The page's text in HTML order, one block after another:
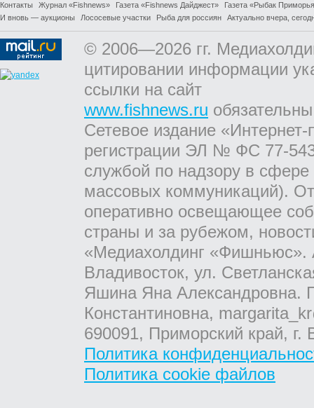
Контакты Журнал «Fishnews» Газета «Fishnews Дайджест»
Газета «Рыбак
И вновь — аукционы
Лососевые участки Рыба для россиян Актуально вчера,
© 2006—2026 гг.
цитировании информации
ссылки на сайт
www.fishnews.ru
Сетевое издание
регистрации ЭЛ № ФС 77-
службой по надзору в
массовых коммуникаций).
оперативно освещающее
страны и за рубежом,
«Медиахолдинг «Фишньюс».
Владивосток, ул.
Яшина Яна Александровна.
Константиновна,
690091, Приморский край,
Политика
Политика cookie файлов